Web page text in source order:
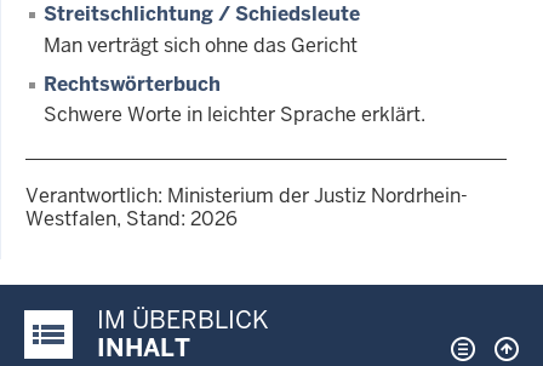
Streitschlichtung / Schiedsleute
Man verträgt sich ohne das Gericht
Rechtswörterbuch
Schwere Worte in leichter Sprache erklärt.
Verantwortlich: Ministerium der Justiz Nordrhein-
Westfalen, Stand: 2026
Justiz-Portal im Überblick:
IM ÜBERBLICK
INHALT